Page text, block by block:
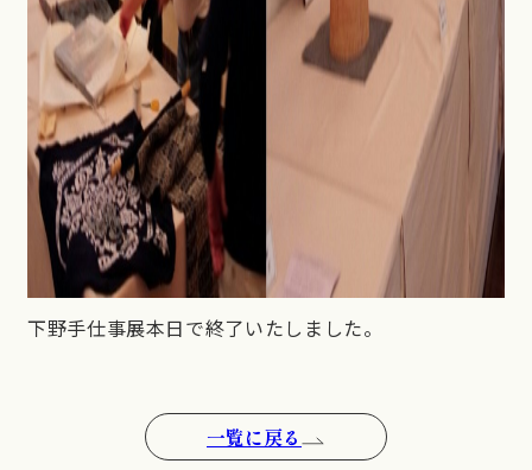
下野手仕事展本日で終了いたしました。
一覧に戻る